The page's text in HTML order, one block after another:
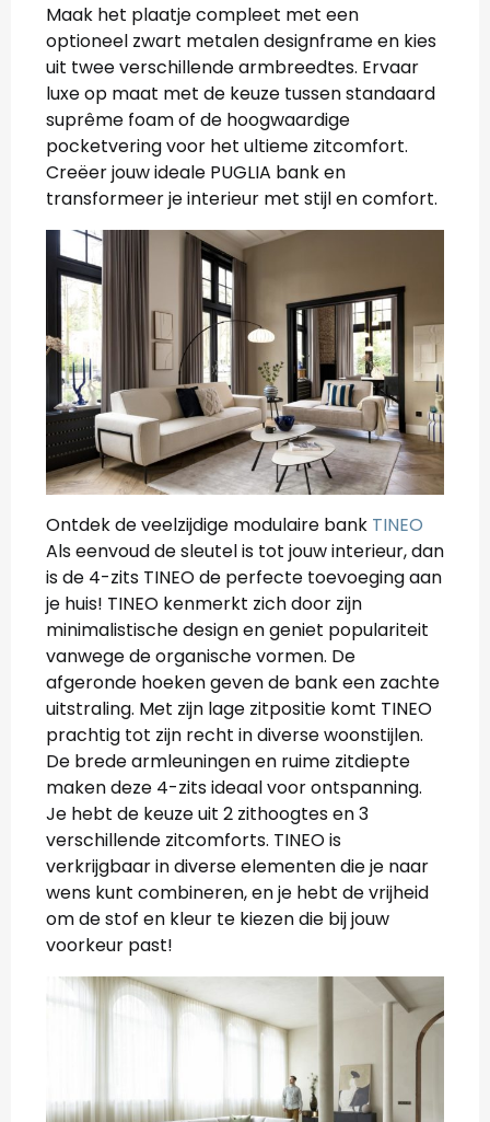
Maak het plaatje compleet met een
optioneel zwart metalen designframe en kies
uit twee verschillende armbreedtes. Ervaar
luxe op maat met de keuze tussen standaard
suprême foam of de hoogwaardige
pocketvering voor het ultieme zitcomfort.
Creëer jouw ideale PUGLIA bank en
transformeer je interieur met stijl en comfort.
Ontdek de veelzijdige modulaire bank TINEO
Als eenvoud de sleutel is tot jouw interieur, dan
is de 4-zits TINEO de perfecte toevoeging aan
je huis! TINEO kenmerkt zich door zijn
minimalistische design en geniet populariteit
vanwege de organische vormen. De
afgeronde hoeken geven de bank een zachte
uitstraling. Met zijn lage zitpositie komt TINEO
prachtig tot zijn recht in diverse woonstijlen.
De brede armleuningen en ruime zitdiepte
maken deze 4-zits ideaal voor ontspanning.
Je hebt de keuze uit 2 zithoogtes en 3
verschillende zitcomforts. TINEO is
verkrijgbaar in diverse elementen die je naar
wens kunt combineren, en je hebt de vrijheid
om de stof en kleur te kiezen die bij jouw
voorkeur past!